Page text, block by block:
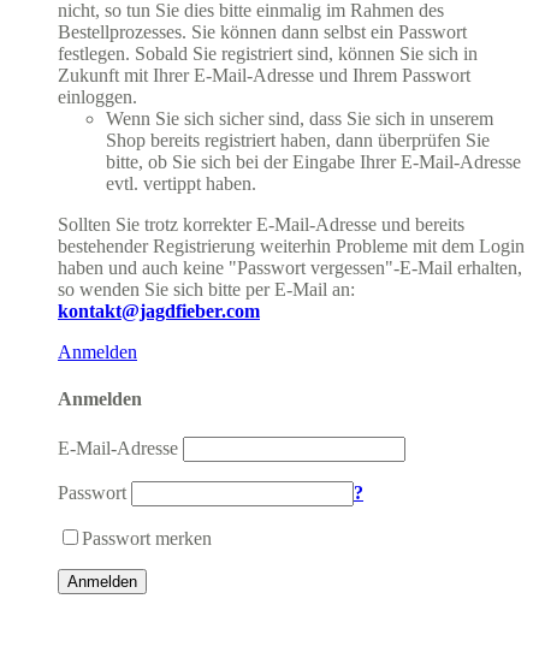
nicht, so tun Sie dies bitte einmalig im Rahmen des
Bestellprozesses. Sie können dann selbst ein Passwort
festlegen. Sobald Sie registriert sind, können Sie sich in
Zukunft mit Ihrer E-Mail-Adresse und Ihrem Passwort
einloggen.
Wenn Sie sich sicher sind, dass Sie sich in unserem
Shop bereits registriert haben, dann überprüfen Sie
bitte, ob Sie sich bei der Eingabe Ihrer E-Mail-Adresse
evtl. vertippt haben.
Sollten Sie trotz korrekter E-Mail-Adresse und bereits
bestehender Registrierung weiterhin Probleme mit dem Login
haben und auch keine "Passwort vergessen"-E-Mail erhalten,
so wenden Sie sich bitte per E-Mail an:
kontakt@jagdfieber.com
Anmelden
Anmelden
E-Mail-Adresse
Passwort ?
Passwort merken
Anmelden